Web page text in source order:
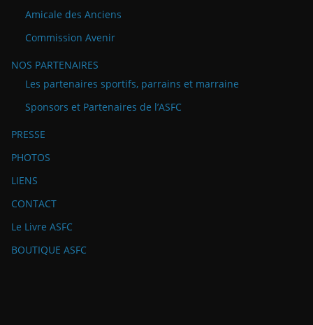
Amicale des Anciens
Commission Avenir
NOS PARTENAIRES
Les partenaires sportifs, parrains et marraine
Sponsors et Partenaires de l’ASFC
PRESSE
PHOTOS
LIENS
CONTACT
Le Livre ASFC
BOUTIQUE ASFC